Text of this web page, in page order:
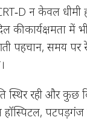
न केवल धीमी
की
पहचान, समय पर
स्थिर रही और कुछ
पटपड़गंज